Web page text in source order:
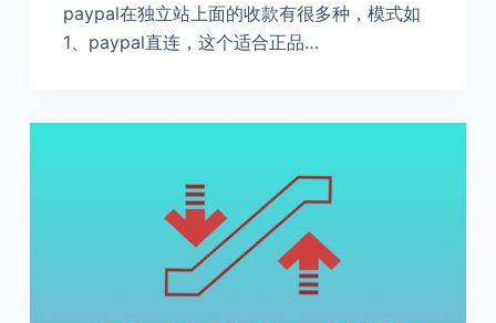
paypal在独立站上面的收款有很多种，模式如
1、paypal直连，这个适合正品…